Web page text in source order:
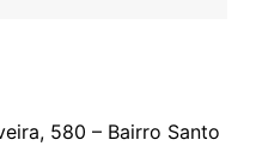
580 – Bairro Santo